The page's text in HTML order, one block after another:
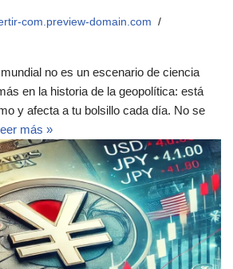
com.preview-domain.com
no es un escenario de ciencia
en la historia de la geopolítica: está
y afecta a tu bolsillo cada día. No se
más »